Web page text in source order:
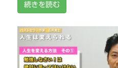
続きを読む